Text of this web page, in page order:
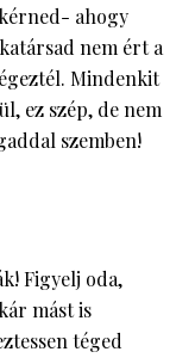
ahogy
nem ért a
Mindenkit
ez szép, de nem
szemben!
Figyelj oda,
mást is
téged